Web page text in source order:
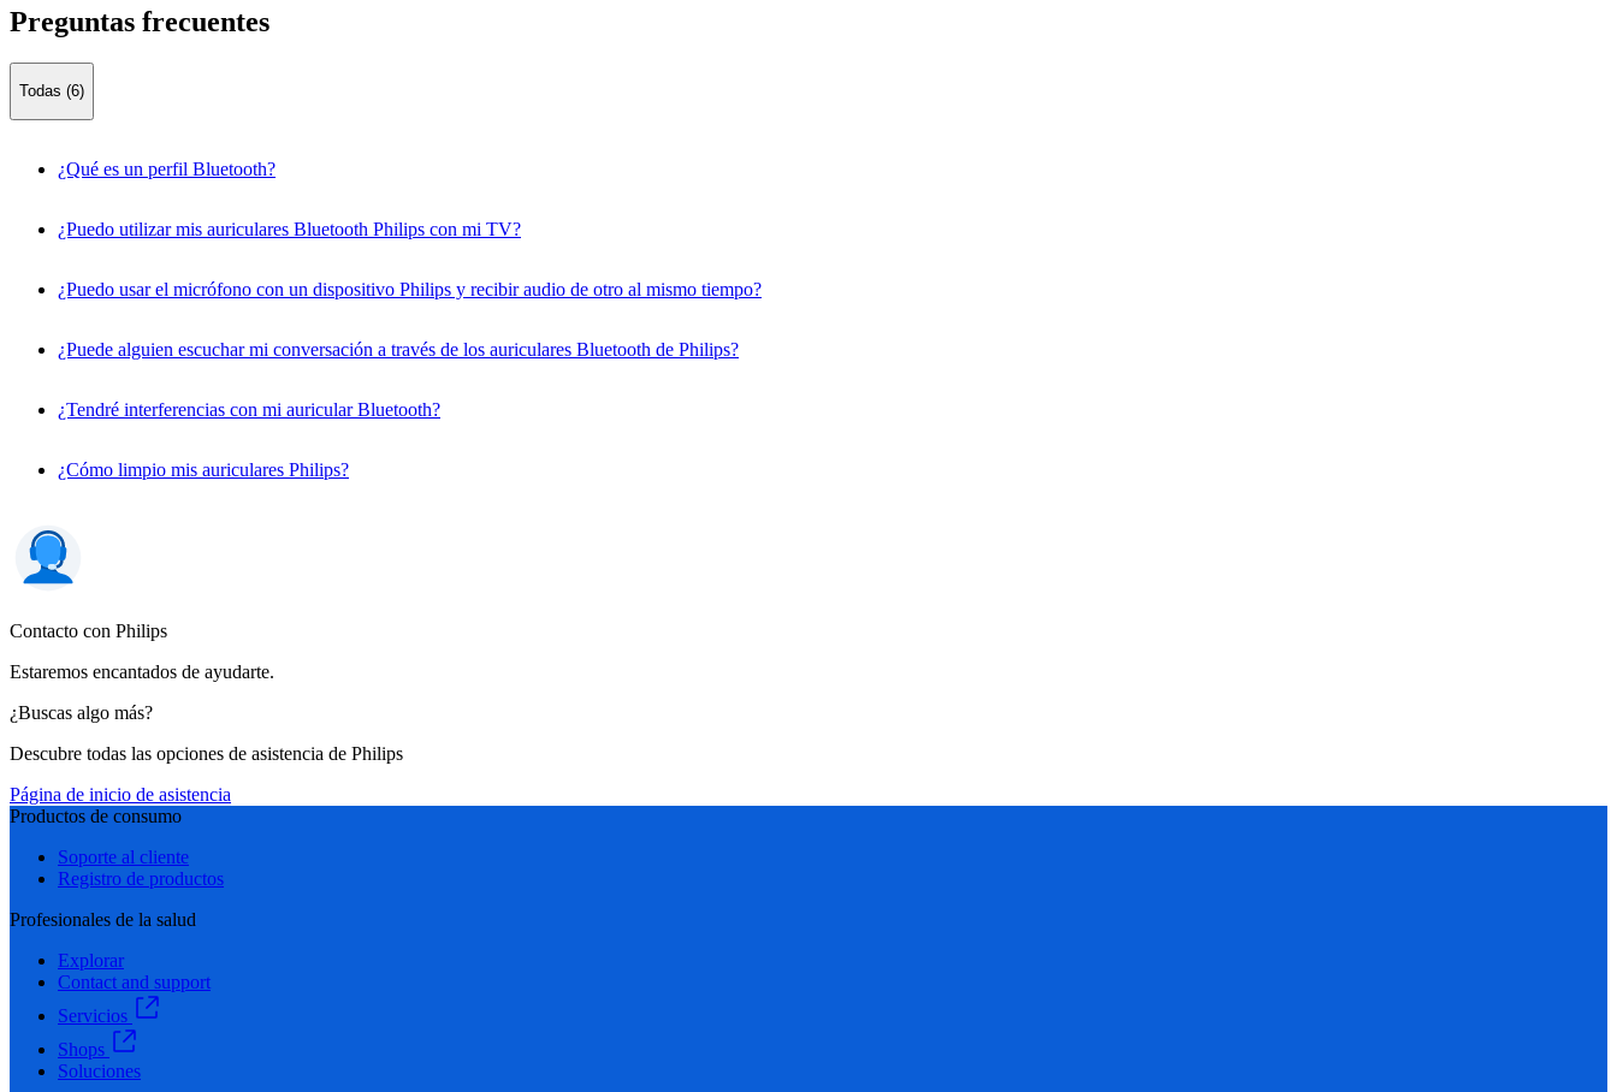
Preguntas frecuentes
Todas (6)
¿Qué es un perfil Bluetooth?
¿Puedo utilizar mis auriculares Bluetooth Philips con mi TV?
¿Puedo usar el micrófono con un dispositivo Philips y recibir audio de otro al mismo tiempo?
¿Puede alguien escuchar mi conversación a través de los auriculares Bluetooth de Philips?
¿Tendré interferencias con mi auricular Bluetooth?
¿Cómo limpio mis auriculares Philips?
Contacto con Philips
Estaremos encantados de ayudarte.
¿Buscas algo más?
Descubre todas las opciones de asistencia de Philips
Página de inicio de asistencia
Productos de consumo
Soporte al cliente
Registro de productos
Profesionales de la salud
Explorar
Contact and support
Servicios
Shops
Soluciones